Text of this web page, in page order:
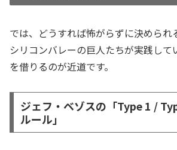
では、どうすれば怖がらずに決められ
シリコンバレーの巨人たちが実践して
を借りるのが近道です。
ジェフ・ベゾスの「Type 1 /
ルール」